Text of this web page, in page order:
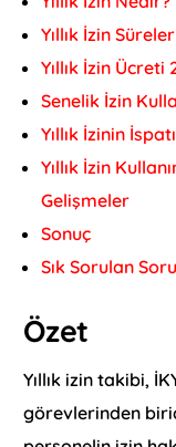
Yıllık İzin
Yıllık İzin Ücreti
Senelik İzin
Yıllık İzinin
Yıllık İzin
Gelişmeler
Sonuç
Sık Sorulan
Özet
Yıllık izin takibi,
görevlerinden